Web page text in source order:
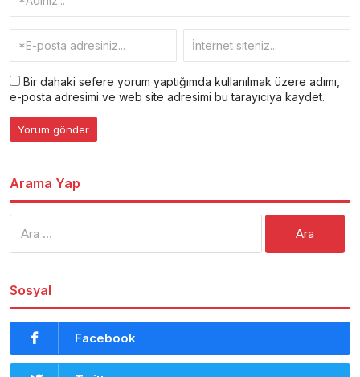
Bir dahaki sefere yorum yaptığımda kullanılmak üzere adımı,
e-posta adresimi ve web site adresimi bu tarayıcıya kaydet.
Arama Yap
Sosyal
Facebook